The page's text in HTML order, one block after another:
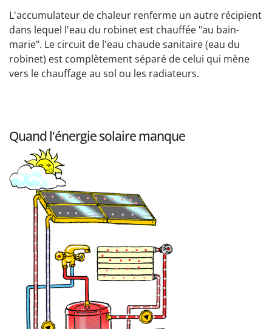
L'accumulateur de chaleur renferme un autre récipient
dans lequel l'eau du robinet est chauffée "au bain-
marie". Le circuit de l'eau chaude sanitaire (eau du
robinet) est complètement séparé de celui qui mène
vers le chauffage au sol ou les radiateurs.
Quand l'énergie solaire manque